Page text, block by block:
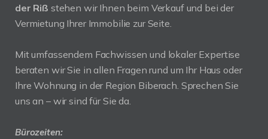
der Riß stehen wir Ihnen beim Verkauf und bei der
Vermietung Ihrer Immobilie zur Seite.
Mit umfassendem Fachwissen und lokaler Expertise
beraten wir Sie in allen Fragen rund um Ihr Haus oder
Ihre Wohnung in der Region Biberach. Sprechen Sie
uns an – wir sind für Sie da.
Bürozeiten: